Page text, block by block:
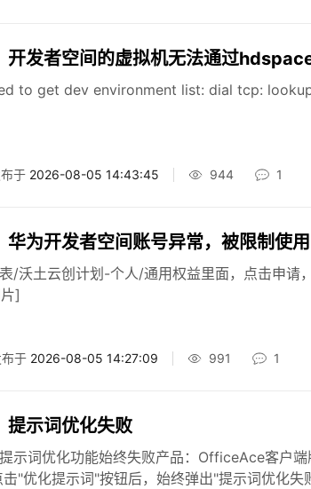
开发者空间的虚拟机无法通过
to get dev environment list: dial tcp:
于 2026-08-05 14:43:45 944 1
华为开发者空间账号异常，被限制使用
/沃土云创计划-个人/通用权益里面，点击申请
]
于 2026-08-05 14:27:09 991 1
提示词优化失败
示词优化功能始终失败产品：OfficeAce客户
"优化提示词"按钮后，始终弹出"提示词优化